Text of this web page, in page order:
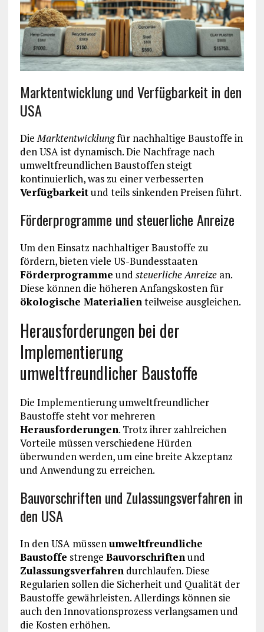
Marktentwicklung und Verfügbarkeit in den
USA
DieMarktentwicklungfür nachhaltige Baustoffe in
den USA ist dynamisch. Die Nachfrage nach
umweltfreundlichen Baustoffen steigt
kontinuierlich, was zu einer verbesserten
Verfügbarkeitund teils sinkenden Preisen führt.
Förderprogramme und steuerliche Anreize
Um den Einsatz nachhaltiger Baustoffe zu
fördern, bieten viele US-Bundesstaaten
Förderprogramme und steuerliche Anreizean.
Diese können die höheren Anfangskosten für
ökologische Materialienteilweise ausgleichen.
Herausforderungen bei der
Implementierung
umweltfreundlicher Baustoffe
Die Implementierung umweltfreundlicher
Baustoffe steht vor mehreren
Herausforderungen. Trotz ihrer zahlreichen
Vorteile müssen verschiedene Hürden
überwunden werden, um eine breite Akzeptanz
und Anwendung zu erreichen.
Bauvorschriften und Zulassungsverfahren in
den USA
In den USA müssenumweltfreundliche
Baustoffe strenge Bauvorschriftenund
Zulassungsverfahrendurchlaufen. Diese
Regularien sollen die Sicherheit und Qualität der
Baustoffe gewährleisten. Allerdings können sie
auch den Innovationsprozess verlangsamen und
die Kosten erhöhen.